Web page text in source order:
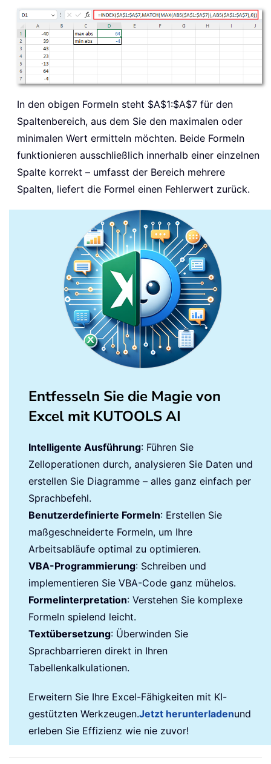
In den obigen Formeln steht $A$1:$A$7 für den
Spaltenbereich, aus dem Sie den maximalen oder
minimalen Wert ermitteln möchten. Beide Formeln
funktionieren ausschließlich innerhalb einer einzelnen
Spalte korrekt – umfasst der Bereich mehrere
Spalten, liefert die Formel einen Fehlerwert zurück.
Entfesseln Sie die Magie von
Excel mit KUTOOLS AI
Intelligente Ausführung: Führen Sie
Zelloperationen durch, analysieren Sie Daten und
erstellen Sie Diagramme – alles ganz einfach per
Sprachbefehl.
Benutzerdefinierte Formeln: Erstellen Sie
maßgeschneiderte Formeln, um Ihre
Arbeitsabläufe optimal zu optimieren.
VBA-Programmierung: Schreiben und
implementieren Sie VBA-Code ganz mühelos.
Formelinterpretation: Verstehen Sie komplexe
Formeln spielend leicht.
Textübersetzung: Überwinden Sie
Sprachbarrieren direkt in Ihren
Tabellenkalkulationen.
Erweitern Sie Ihre Excel-Fähigkeiten mit KI-
gestützten Werkzeugen.Jetzt herunterladenund
erleben Sie Effizienz wie nie zuvor!